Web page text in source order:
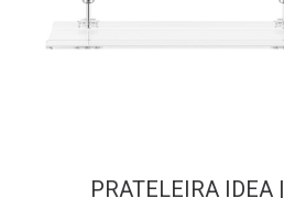
PRATELEIRA IDEA |